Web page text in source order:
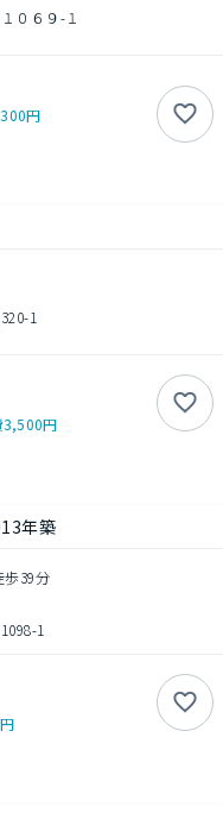
０６９-１
円
1
3,500円
年築
39分
1